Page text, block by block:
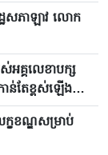
ឋសភាឡាវ លោក
គ្គលេខាបក្ស
ន់តែខ្ពស់ឡើង
ខខណ្ឌសម្រាប់